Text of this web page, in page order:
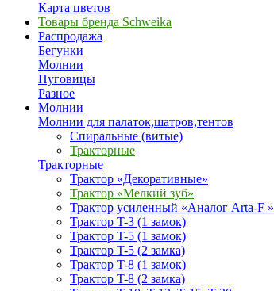
Карта цветов
Товары бренда Schweika
Распродажа
Бегунки
Молнии
Пуговицы
Разное
Молнии
Молнии для палаток,шатров,тентов
Спиральные (витые)
Тракторные
Тракторные
Трактор «Декоративные»
Трактор «Мелкий зуб»
Трактор усиленный «Аналог Arta-F »
Трактор T-3 (1 замок)
Трактор T-5 (1 замок)
Трактор T-5 (2 замка)
Трактор T-8 (1 замок)
Трактор T-8 (2 замка)